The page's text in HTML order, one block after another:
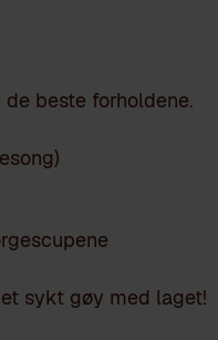
beste forholdene.
sykt gøy med laget!